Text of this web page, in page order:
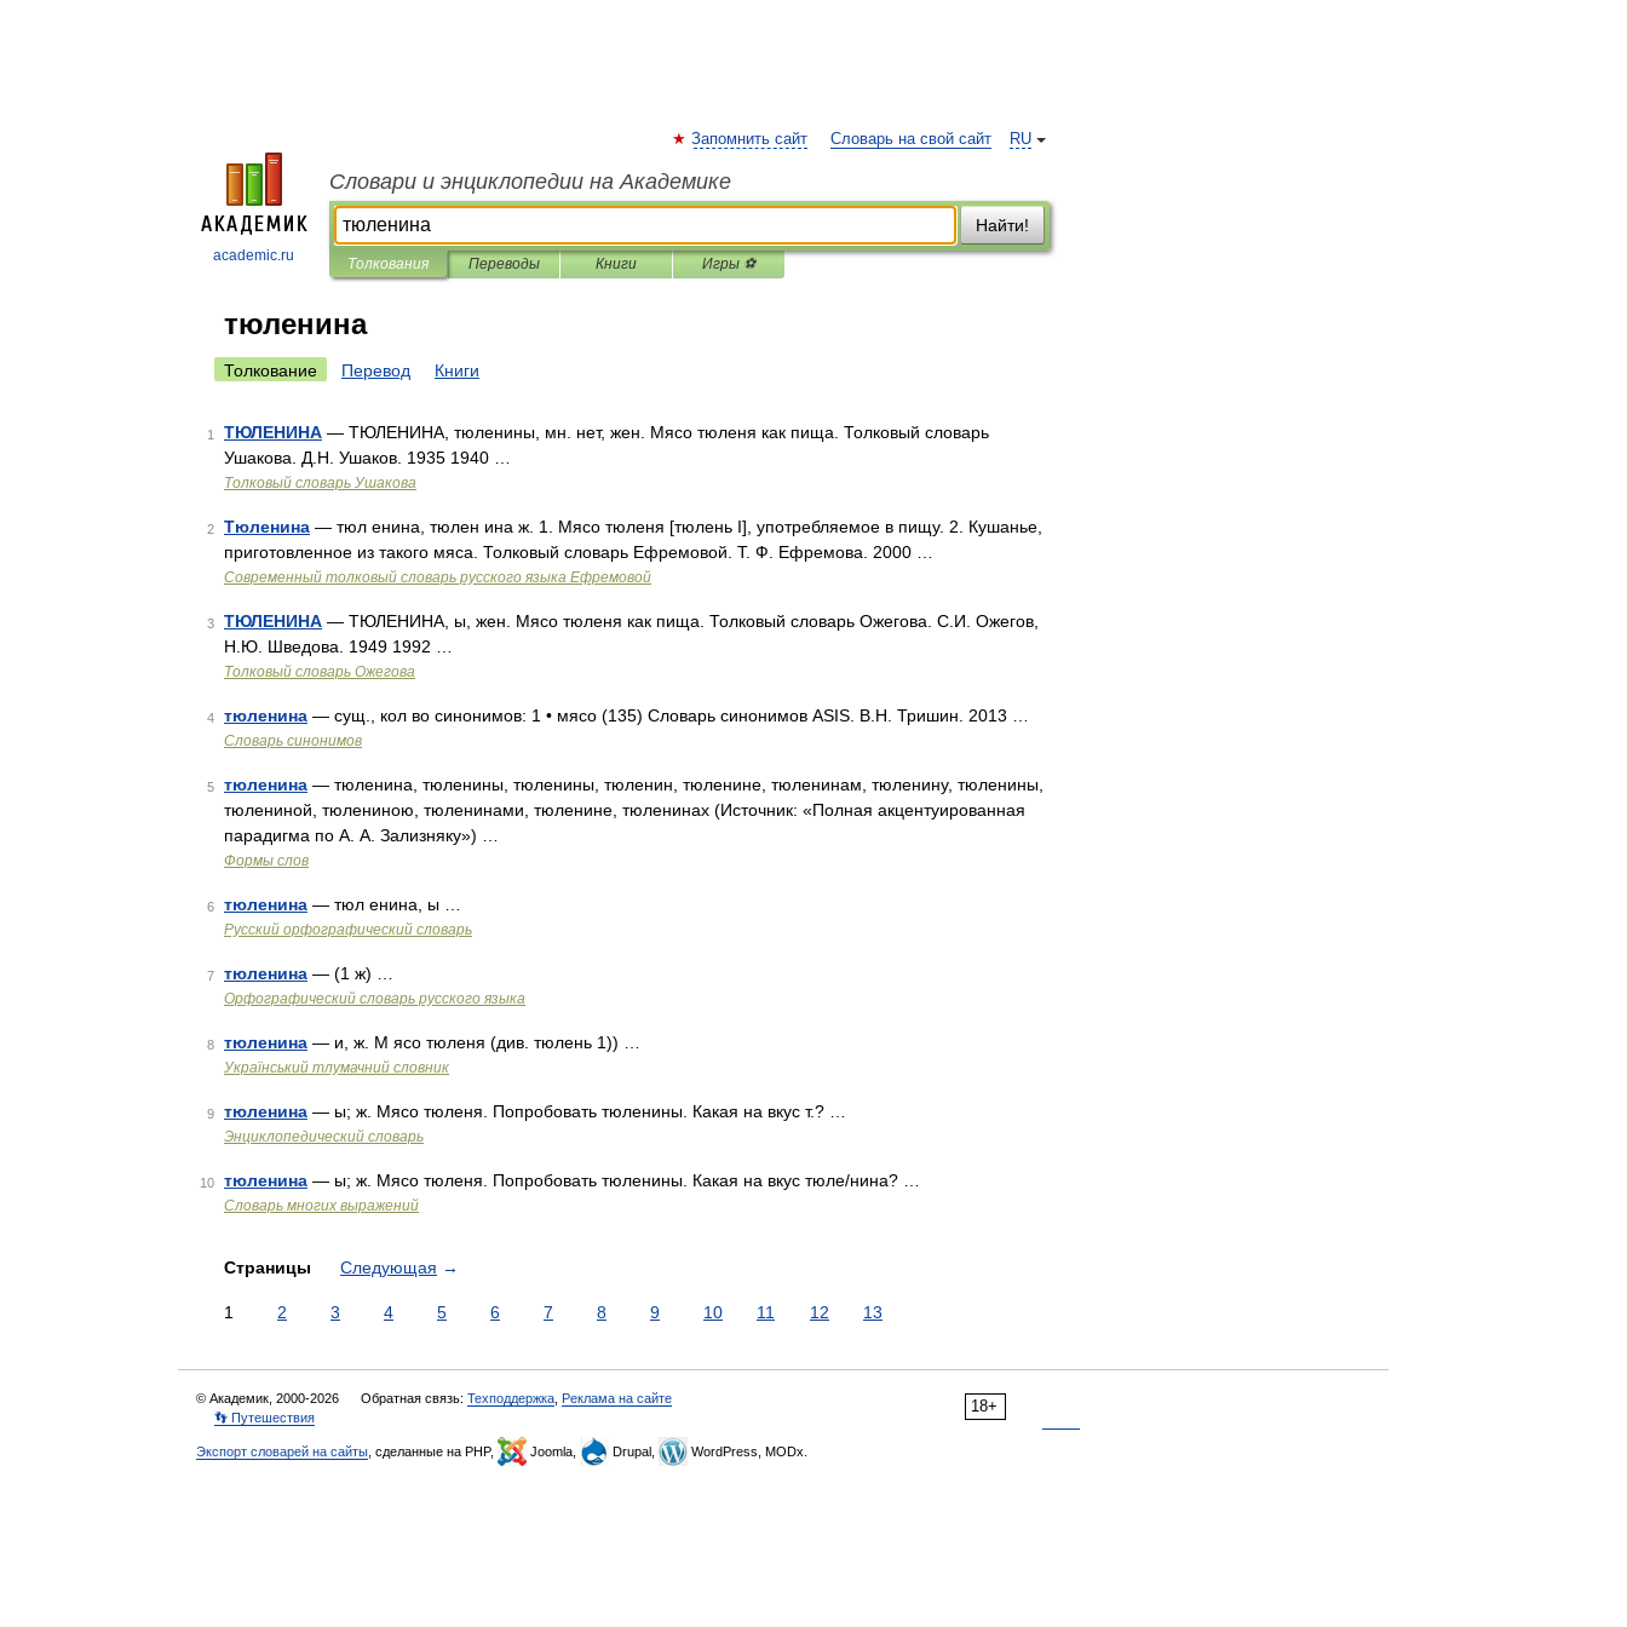
academic.ru
RU
Запомнить сайт Словарь на свой сайт
Словари и энциклопедии на Академике
Найти!
Толкования Переводы Книги Игры ⚽
тюленина
Толкование Перевод Книги
1 ТЮЛЕНИНА — ТЮЛЕНИНА, тюленины, мн. нет, жен. Мясо тюленя как пища. Толковый словарь
Ушакова. Д.Н. Ушаков. 1935 1940 …
Толковый словарь Ушакова
2 Тюленина — тюл енина, тюлен ина ж. 1. Мясо тюленя [тюлень I], употребляемое в пищу. 2. Кушанье,
приготовленное из такого мяса. Толковый словарь Ефремовой. Т. Ф. Ефремова. 2000 …
Современный толковый словарь русского языка Ефремовой
3 ТЮЛЕНИНА — ТЮЛЕНИНА, ы, жен. Мясо тюленя как пища. Толковый словарь Ожегова. С.И. Ожегов,
Н.Ю. Шведова. 1949 1992 …
Толковый словарь Ожегова
4 тюленина — сущ., кол во синонимов: 1 • мясо (135) Словарь синонимов ASIS. В.Н. Тришин. 2013 …
Словарь синонимов
5 тюленина — тюленина, тюленины, тюленины, тюленин, тюленине, тюленинам, тюленину, тюленины,
тюлениной, тюлениною, тюленинами, тюленине, тюленинах (Источник: «Полная акцентуированная
парадигма по А. А. Зализняку») …
Формы слов
6 тюленина — тюл енина, ы …
Русский орфографический словарь
7 тюленина — (1 ж) …
Орфографический словарь русского языка
8 тюленина — и, ж. М ясо тюленя (див. тюлень 1)) …
Український тлумачний словник
9 тюленина — ы; ж. Мясо тюленя. Попробовать тюленины. Какая на вкус т.? …
Энциклопедический словарь
10 тюленина — ы; ж. Мясо тюленя. Попробовать тюленины. Какая на вкус тюле/нина? …
Словарь многих выражений
Страницы Следующая →
1 2 3 4 5 6 7 8 9 10 11 12 13
18+
© Академик, 2000-2026 Обратная связь: Техподдержка Реклама на сайте
👣 Путешествия
Экспорт словарей на сайты , сделанные на PHP, Joomla, Drupal, WordPress, MODx.